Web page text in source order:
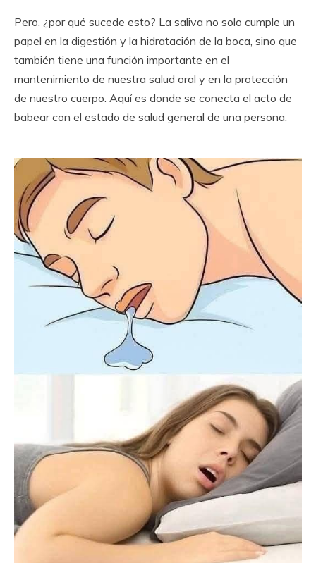
Pero, ¿por qué sucede esto? La saliva no solo cumple un
papel en la digestión y la hidratación de la boca, sino que
también tiene una función importante en el
mantenimiento de nuestra salud oral y en la protección
de nuestro cuerpo. Aquí es donde se conecta el acto de
babear con el estado de salud general de una persona.